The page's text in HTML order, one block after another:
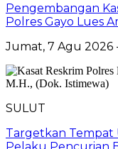
Pengembangan
Polres Gayo Lues
Jumat, 7 Agu 2026
SULUT
Targetkan Tempat